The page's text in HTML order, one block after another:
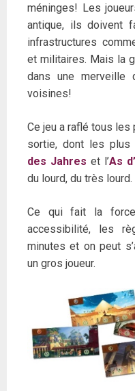
méninges! Les
antique, ils doivent
infrastructures
et militaires. Mais la
dans une
voisines!
Ce jeu a raflé tous
sortie, dont les plus
des Jahres et l’As
du lourd, du très lourd.
Ce qui fait la
accessibilité, les
minutes et on peut
un gros joueur.